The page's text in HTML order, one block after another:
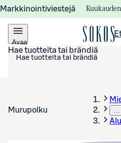
Markkinointiviestejä
Avaa
valikko
Hae tuotteita tai brändiä
Murupolku …